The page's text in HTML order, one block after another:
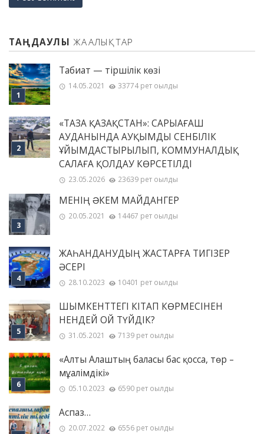
ТАҢДАУЛЫ ЖАҢАЛЫҚТАР
Табиғат — тіршілік көзі
14.05.2021 33774 рет оқылды
«ТАЗА ҚАЗАҚСТАН»: САРЫАҒАШ
АУДАНЫНДА АУҚЫМДЫ СЕНБІЛІК
ҰЙЫМДАСТЫРЫЛЫП, КОММУНАЛДЫҚ
САЛАҒА ҚОЛДАУ КӨРСЕТІЛДІ
23.05.2026 23639 рет оқылды
МЕНІҢ ƏКЕМ МАЙДАНГЕР
20.05.2021 14467 рет оқылды
ЖАҺАНДАНУДЫҢ ЖАСТАРҒА ТИГІЗЕР
ӘСЕРІ
28.10.2023 10401 рет оқылды
ШЫМКЕНТТЕГІ КІТАП КӨРМЕСІНЕН
НЕНДЕЙ ОЙ ТҮЙДІК?
31.05.2021 7139 рет оқылды
«Алты Алаштың баласы бас қосса, төр –
мұғалімдікі»
05.10.2023 6590 рет оқылды
Аспаз…
20.07.2022 6556 рет оқылды